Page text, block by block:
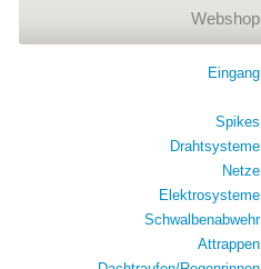
Webshop
Eingang
Spikes
Drahtsysteme
Netze
Elektrosysteme
Schwalbenabwehr
Attrappen